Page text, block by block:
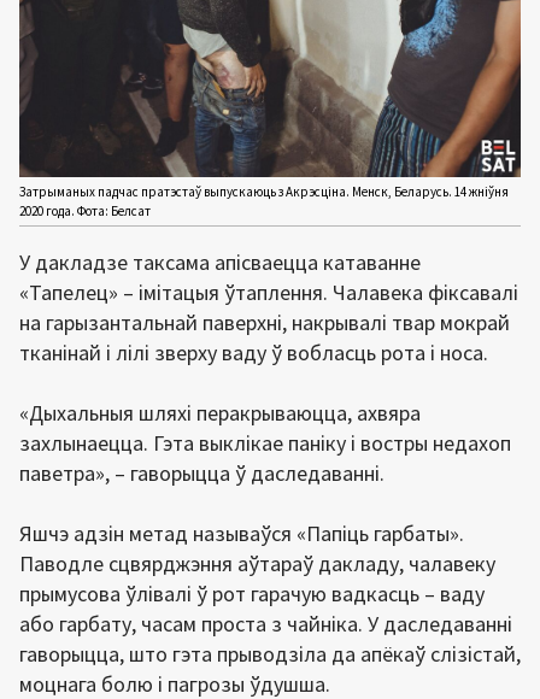
Затрыманых падчас пратэстаў выпускаюць з Акрэсціна. Менск, Беларусь. 14 жніўня
2020 года. Фота: Белсат
У дакладзе таксама апісваецца катаванне
«Тапелец» – імітацыя ўтаплення. Чалавека фіксавалі
на гарызантальнай паверхні, накрывалі твар мокрай
тканінай і лілі зверху ваду ў вобласць рота і носа.
«Дыхальныя шляхі перакрываюцца, ахвяра
захлынаецца. Гэта выклікае паніку і востры недахоп
паветра», – гаворыцца ў даследаванні.
Яшчэ адзін метад называўся «Папіць гарбаты».
Паводле сцвярджэння аўтараў дакладу, чалавеку
прымусова ўлівалі ў рот гарачую вадкасць – ваду
або гарбату, часам проста з чайніка. У даследаванні
гаворыцца, што гэта прыводзіла да апёкаў слізістай,
моцнага болю і пагрозы ўдушша.